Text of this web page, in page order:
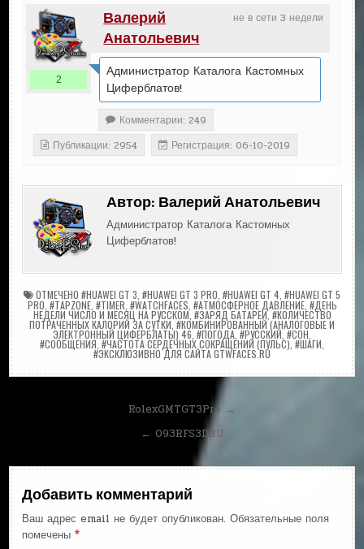
не в сети 3 недели
Валерий
Анатольевич
2
Администратор Каталога Кастомных
Циферблатов!
Комментарии: 249
Публикации: 2954
Регистрация: 06-10-2019
Автор: Валерий Анатольевич
Администратор Каталога Кастомных
Циферблатов!
ОТМЕЧЕНО #HUAWEI GT 3 #HUAWEI GT 3 PRO #HUAWEI GT 4 #HUAWEI GT 5
PRO #TAPZONE, #TIMER #WATCHFACES #АТМОСФЕРНОЕ ДАВЛЕНИЕ, #ДЕНЬ
НЕДЕЛИ ЧИСЛО И МЕСЯЦ НА РУССКОМ, #ЗАРЯД БАТАРЕИ, #КОЛИЧЕСТВО
ПОТРАЧЕННЫХ КАЛОРИЙ ЗА СУТКИ #КОМБИНИРОВАННЫЙ (АНАЛОГОВЫЕ И
ЭЛЕКТРОННЫЙ ЦИФЕРБЛАТЫ) 46 #ПОГОДА #РУССКИЙ #СОН
#СООБЩЕНИЯ #ЧАСТОТА СЕРДЕЧНЫХ СОКРАЩЕНИЙ (ПУЛЬС) #ШАГИ
#ЭКСКЛЮЗИВНО ДЛЯ САЙТА GTWFACES.RU
RolexGMTGT3Pro →
← 093RFS3DRU
Добавить комментарий
Ваш адрес email не будет опубликован. Обязательные поля
помечены*